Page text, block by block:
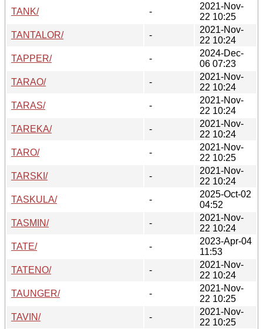
TANK/
-
2021-Nov-
22 10:25
TANTALOR/
-
2021-Nov-
22 10:24
TAPPER/
-
2024-Dec-
06 07:23
TARAO/
-
2021-Nov-
22 10:24
TARAS/
-
2021-Nov-
22 10:24
TAREKA/
-
2021-Nov-
22 10:24
TARO/
-
2021-Nov-
22 10:25
TARSKI/
-
2021-Nov-
22 10:24
TASKULA/
-
2025-Oct-02
04:52
TASMIN/
-
2021-Nov-
22 10:24
TATE/
-
2023-Apr-04
11:53
TATENO/
-
2021-Nov-
22 10:24
TAUNGER/
-
2021-Nov-
22 10:25
TAVIN/
-
2021-Nov-
22 10:25